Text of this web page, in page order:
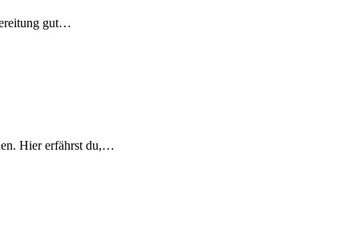
gut…
Hier erfährst du,…